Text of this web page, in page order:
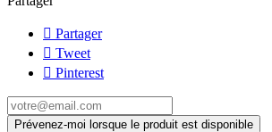
Partager
Tweet
Pinterest
Prévenez-moi lorsque le produit est disponible